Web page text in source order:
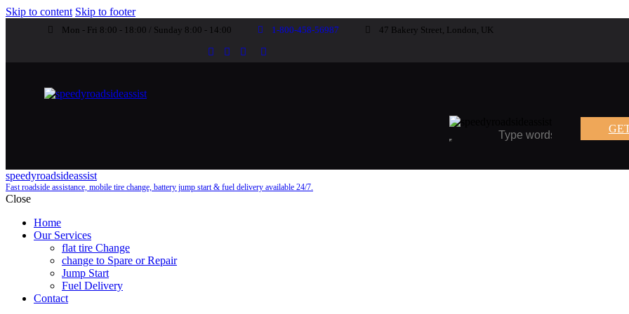
Skip to content Skip to footer
Mon - Fri 8:00 - 18:00 / Sunday 8:00 - 14:00 1-800-458-56987 47 Bakery Street, London, UK
speedyroadsideassist
Fast roadside assistance, mobile tire change, battery jump start & fuel delivery available 24/7.
Close
Home
Our Services
flat tire Change
change to Spare or Repair
Jump Start
Fuel Delivery
Contact